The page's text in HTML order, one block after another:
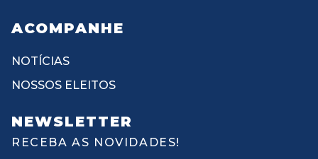
ACOMPANHE
NOTÍCIAS
NOSSOS ELEITOS
NEWSLETTER
RECEBA AS NOVIDADES!